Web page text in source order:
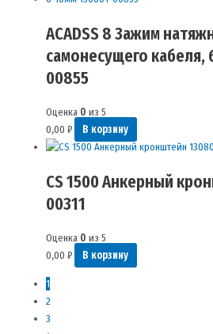
ACADSS 8 Зажим
самонесущего кабеля,
00855
Оценка 0 из 5
0,00 ₽ В корзину
CS 1500 Анкерный
00311
Оценка 0 из 5
0,00 ₽ В корзину
1
2
3